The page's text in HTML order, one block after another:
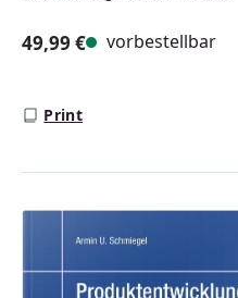
49,99 € vorbestellbar
Print